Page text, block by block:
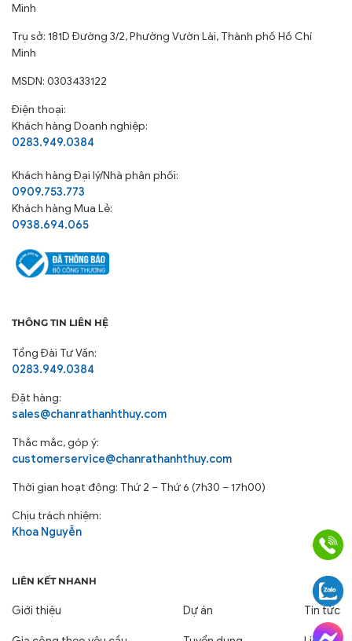
Minh
Trụ sở: 181D Đường 3/2, Phường Vườn Lài, Thành phố Hồ Chí
Minh
MSDN: 0303433122
Điện thoại:
Khách hàng Doanh nghiệp:
0283.949.0384
Khách hàngĐại lý/Nhà phân phối:
0909.753.773
Khách hàng Mua Lẻ:
0938.694.065
THÔNG TIN LIÊN HỆ
Tổng Đài Tư Vấn:
0283.949.0384
Đặt hàng:
sales@chanrathanhthuy.com
Thắc mắc, góp ý:
customerservice@chanrathanhthuy.com
Thời gian hoạt động: Thứ 2 – Thứ 6 (7h30 – 17h00)
Chịu trách nhiệm:
Khoa Nguyễn
LIÊN KẾT NHANH
Giới thiệu Dự án Tin tức